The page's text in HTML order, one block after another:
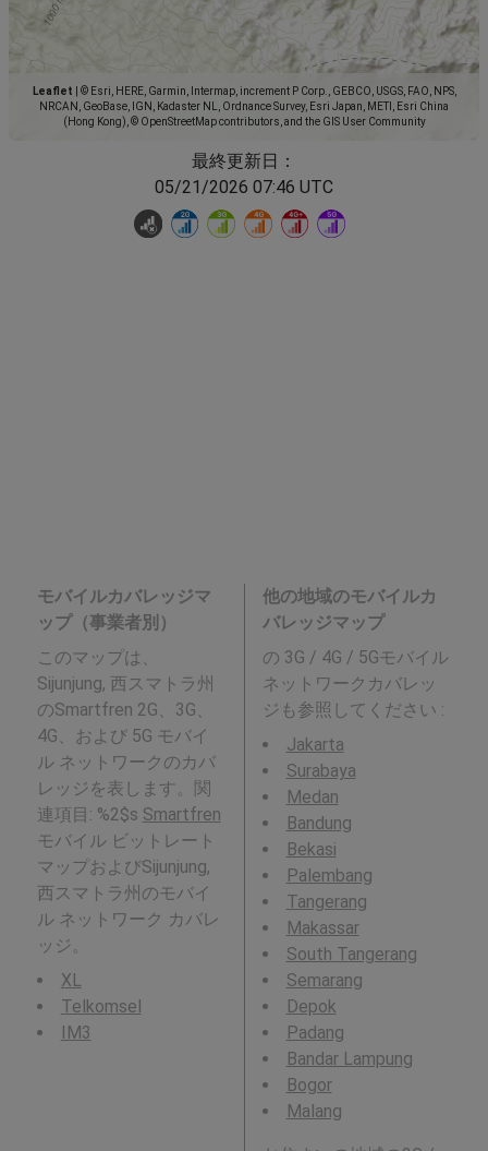
Leaflet
© Esri, HERE, Garmin, Intermap, increment P Corp., GEBCO, USGS, FAO, NPS,
NRCAN, GeoBase, IGN, Kadaster NL, Ordnance Survey, Esri Japan, METI, Esri China
(Hong Kong), © OpenStreetMap contributors, and the GIS User Community
最終更新日：
05/21/2026 07:46 UTC
モバイルカバレッジマ
ップ（事業者別）
このマップは、
Sijunjung, 西スマトラ州
のSmartfren 2G、3G、
4G、および 5G モバイ
ル ネットワークのカバ
レッジを表します。関
連項目: %2$s Smartfren
モバイル ビットレート
マップおよびSijunjung,
西スマトラ州のモバイ
ル ネットワーク カバレ
ッジ。
XL
Telkomsel
IM3
他の地域のモバイルカ
バレッジマップ
の 3G / 4G / 5Gモバイル
ネットワークカバレッ
ジも参照してください :
Jakarta
Surabaya
Medan
Bandung
Bekasi
Palembang
Tangerang
Makassar
South Tangerang
Semarang
Depok
Padang
Bandar Lampung
Bogor
Malang